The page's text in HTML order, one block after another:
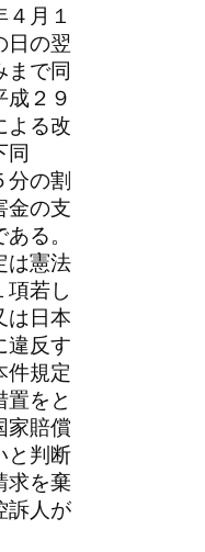
月１
日の翌
まで同
２９
よる改
同
分の割
金の支
る。
は憲法
項若し
は日本
違反す
件規定
置をと
家賠償
と判断
求を棄
訴人が